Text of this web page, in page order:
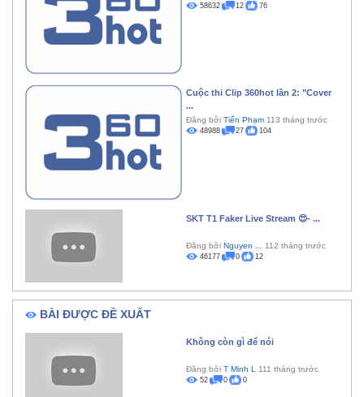
58632 12 76
Cuộc thi Clip 360hot lần 2: "Cover
...
Đăng bởi Tiến Phạm 113 tháng trước
48988 27 104
SKT T1 Faker Live Stream 😍- ...
Đăng bởi Nguyen ... 112 tháng trước
46177 0 12
BÀI ĐƯỢC ĐỀ XUẤT
Không còn gì để nói
Đăng bởi T Minh L 111 tháng trước
52 0 0